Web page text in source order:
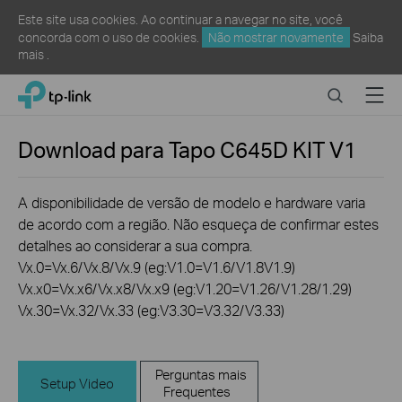
Este site usa cookies. Ao continuar a navegar no site, você
concorda com o uso de cookies.
Não mostrar novamente
Saiba
mais
Click
navigation
TP-Link, Reliably Smart SearchMenu
Download paraTapo C645D KITV1
A disponibilidade de versão de modelo e hardware varia
de acordo com a região. Não esqueça de confirmar estes
detalhes ao considerar a sua compra.
Vx.0=Vx.6/Vx.8/Vx.9 (eg:V1.0=V1.6/V1.8V1.9)
Vx.x0=Vx.x6/Vx.x8/Vx.x9 (eg:V1.20=V1.26/V1.28/1.29)
Vx.30=Vx.32/Vx.33 (eg:V3.30=V3.32/V3.33)
Setup Video
Perguntas mais
Frequentes